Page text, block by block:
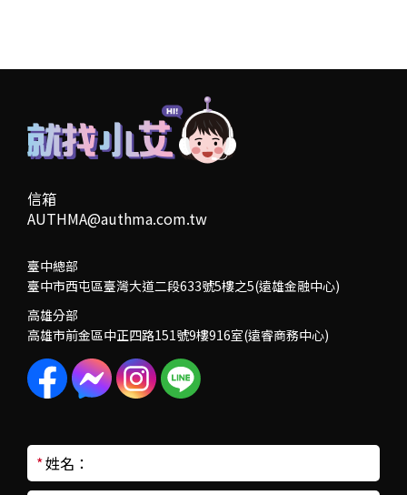
信箱
AUTHMA@authma.com.tw
臺中總部
臺中市西屯區臺灣大道二段633號5樓之5(遠雄金融中心)
高雄分部
高雄市前金區中正四路151號9樓916室(遠睿商務中心)
*姓名：